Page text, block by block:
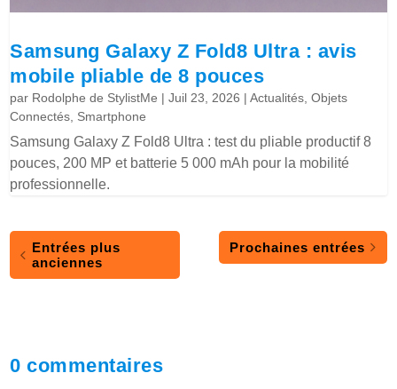
Samsung Galaxy Z Fold8 Ultra : avis
mobile pliable de 8 pouces
par Rodolphe de StylistMe |Juil 23, 2026 |Actualités ,Objets
Connectés Smartphone
Samsung Galaxy Z Fold8 Ultra : test du pliable productif 8
pouces, 200 MP et batterie 5 000 mAh pour la mobilité
professionnelle.
Entrées plus
anciennes
Prochaines entrées
0 commentaires